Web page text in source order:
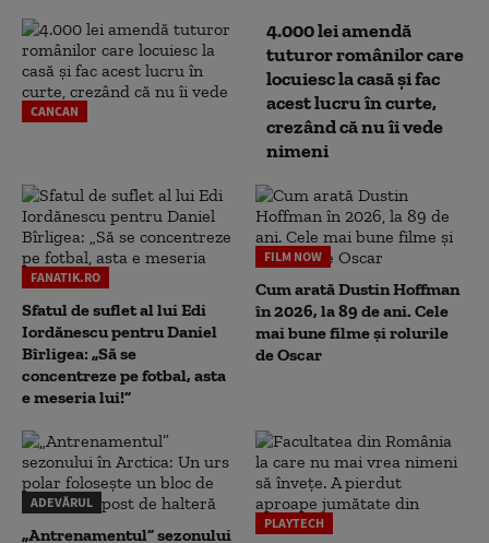
CANCAN
4.000 lei amendă
tuturor românilor care
locuiesc la casă și fac
acest lucru în curte,
crezând că nu îi vede
nimeni
FANATIK.RO
Sfatul de suflet al lui Edi
Iordănescu pentru Daniel
Bîrligea: „Să se
concentreze pe fotbal, asta
e meseria lui!”
FILM NOW
Cum arată Dustin Hoffman
în 2026, la 89 de ani. Cele
mai bune filme și rolurile
de Oscar
ADEVĂRUL
„Antrenamentul” sezonului
PLAYTECH